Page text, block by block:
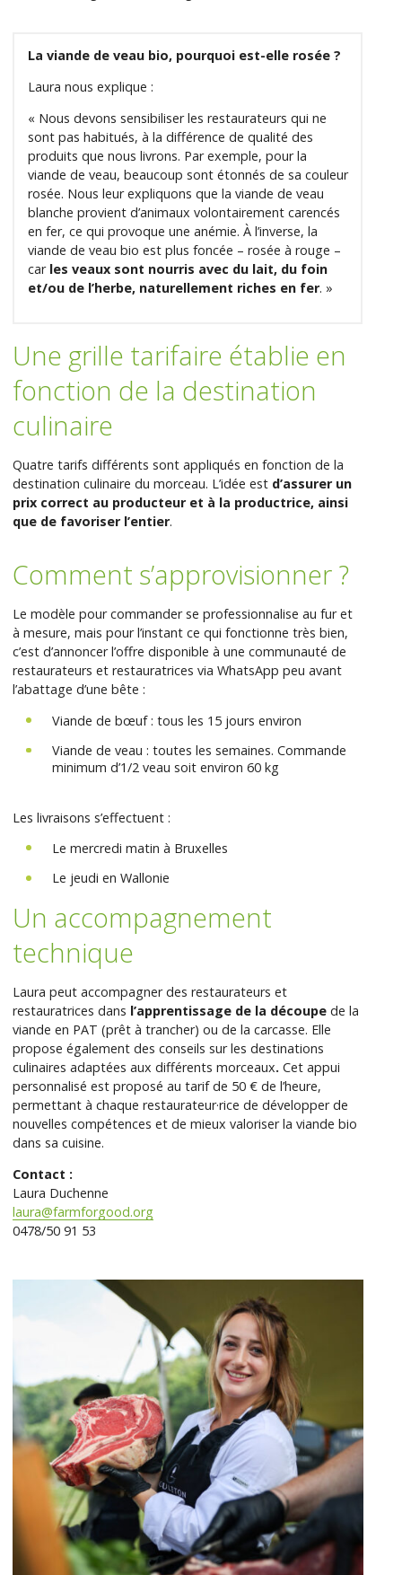
La viande de veau bio, pourquoi est-elle rosée ?
Laura nous explique :
« Nous devons sensibiliser les restaurateurs qui ne
sont pas habitués, à la différence de qualité des
produits que nous livrons. Par exemple, pour la
viande de veau, beaucoup sont étonnés de sa couleur
rosée. Nous leur expliquons que la viande de veau
blanche provient d’animaux volontairement carencés
en fer, ce qui provoque une anémie. À l’inverse, la
viande de veau bio est plus foncée – rosée à rouge –
car les veaux sont nourris avec du lait, du foin
et/ou de l’herbe, naturellement riches en fer. »
Une grille tarifaire établie en
fonction de la destination
culinaire
Quatre tarifs différents sont appliqués en fonction de la
destination culinaire du morceau. L’idée est d’assurer un
prix correct au producteur et à la productrice, ainsi
que de favoriser l’entier.
Comment s’approvisionner ?
Le modèle pour commander se professionnalise au fur et
à mesure, mais pour l’instant ce qui fonctionne très bien,
c’est d’annoncer l’offre disponible à une communauté de
restaurateurs et restauratrices via WhatsApp peu avant
l’abattage d’une bête :
Viande de bœuf : tous les 15 jours environ
Viande de veau : toutes les semaines. Commande
minimum d’1/2 veau soit environ 60 kg
Les livraisons s’effectuent :
Le mercredi matin à Bruxelles
Le jeudi en Wallonie
Un accompagnement
technique
Laura peut accompagner des restaurateurs et
restauratrices dans l’apprentissage de la découpe de la
viande en PAT (prêt à trancher) ou de la carcasse. Elle
propose également des conseils sur les destinations
culinaires adaptées aux différents morceaux.Cet appui
personnalisé est proposé au tarif de 50 € de l’heure,
permettant à chaque restaurateur·rice de développer de
nouvelles compétences et de mieux valoriser la viande bio
dans sa cuisine.
Contact :
Laura Duchenne
laura@farmforgood.org
0478/50 91 53